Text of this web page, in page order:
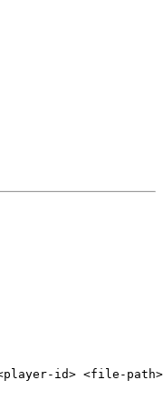
id> <file-